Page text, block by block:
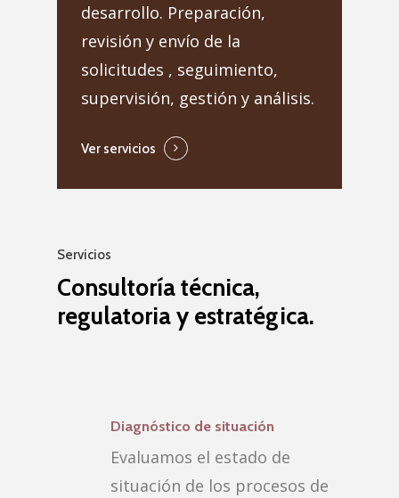
desarrollo. Preparación,
revisión y envío de la
solicitudes , seguimiento,
supervisión, gestión y análisis.
Ver servicios
Servicios
Consultoría técnica,
regulatoria y estratégica.
Diagnóstico de situación
Evaluamos el estado de
situación de los procesos de